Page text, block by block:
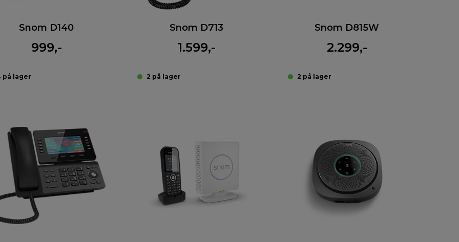
Snom D140
999,-
på lager
Snom D713
1.599,-
2 på lager
Snom D815W
2.299,-
2 på lager